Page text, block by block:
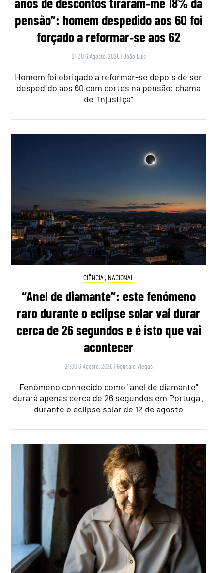
pensão”: homem despedido aos 60 foi
forçado a reformar‑se aos 62
21:30 6 Agosto, 2026 |João Luís
Homem foi obrigado a reformar-se depois de ser
despedido aos 60 com cortes na pensão: chama
de “injustiça”
CIÊNCIA , NACIONAL
“Anel de diamante”: este fenómeno
raro durante o eclipse solar vai durar
cerca de 26 segundos e é isto que vai
acontecer
21:00 6 Agosto, 2026 | Gonçalo Viegas
Fenómeno conhecido como "anel de diamante"
durará apenas cerca de 26 segundos em Portugal,
durante o eclipse solar de 12 de agosto